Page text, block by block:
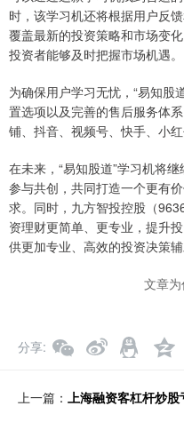
时，该学习机还将根据用户反
覆盖最新的投资策略和市场变
投资者能够及时把握市场机遇。
为确保用户学习无忧，“易知股
置选项以及完善的售后服务体
铺、抖音、视频号、快手、小
在未来，“易知股道”学习机将
参与共创，共同打造一个更有
求。同时，九方智投控股（
资理财更简单、更专业，提升
供更加专业、高效的投资决策辅
文章
分享
上一篇： 上海融资客杠杆炒